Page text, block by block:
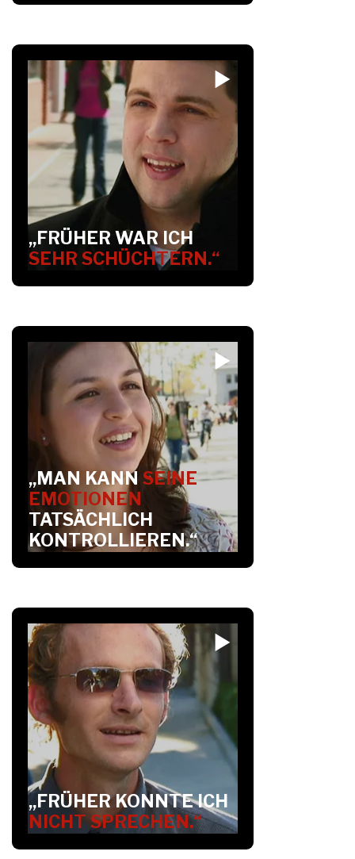
„FRÜHER WAR ICH
SEHR SCHÜCHTERN.“
„MAN KANN SEINE
EMOTIONEN
TATSÄCHLICH
KONTROLLIEREN.“
„FRÜHER KONNTE ICH
NICHT SPRECHEN.“